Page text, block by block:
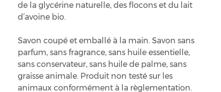
de la glycérine naturelle, des flocons et du lait
d’avoine bio.
Savon coupé et emballé à la main. Savon sans
parfum, sans fragrance, sans huile essentielle,
sans conservateur, sans huile de palme, sans
graisse animale. Produit non testé sur les
animaux conformément à la règlementation.